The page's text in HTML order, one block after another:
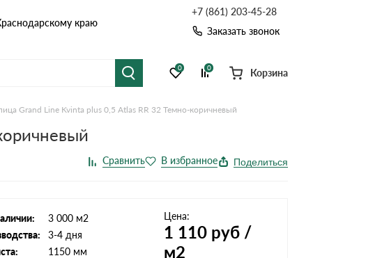
краю
+7 (861) 203-45-28
Заказать звонок
Гибкая черепица Рулонная кровля
0 0 Корзина
Grand Line Kvinta plus 0,5 Atlas RR 32 Темно-коричневый
Поделиться
3 000 м2
3-4 дня
1150 мм
Цена:
1 110 руб /
м2